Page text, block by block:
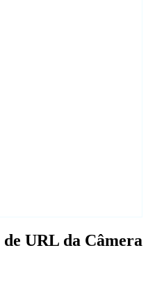
URL da Câmera